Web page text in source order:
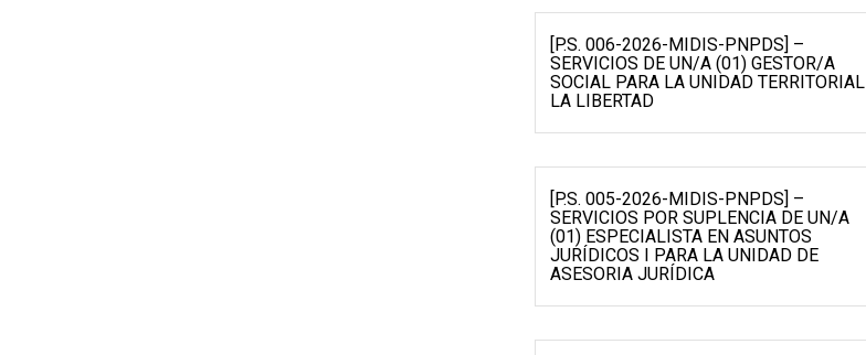
[P.S. 006-2026-MIDIS-PNPDS] –
SERVICIOS DE UN/A (01) GESTOR/A
SOCIAL PARA LA UNIDAD TERRITORIAL
LA LIBERTAD
[P.S. 005-2026-MIDIS-PNPDS] –
SERVICIOS POR SUPLENCIA DE UN/A
(01) ESPECIALISTA EN ASUNTOS
JURÍDICOS I PARA LA UNIDAD DE
ASESORIA JURÍDICA